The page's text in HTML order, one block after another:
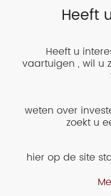
Heeft
Heeft u
vaartuigen , wil u
weten over
zoekt u
hier op de site